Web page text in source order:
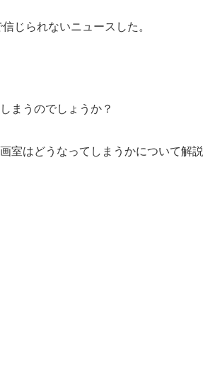
じられないニュースした。
まうのでしょうか？
室はどうなってしまうかについて解説